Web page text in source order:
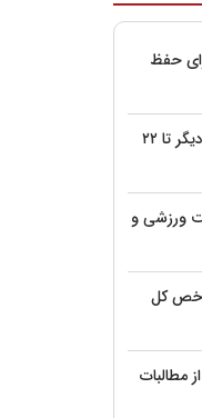
حفظ
بحران مطالبات گندمکاران؛ وعده پرداخت ۱۱۰ همت دیگر تا ۲۲
ورزشی و
واحدی شاخص کل
مطالبات